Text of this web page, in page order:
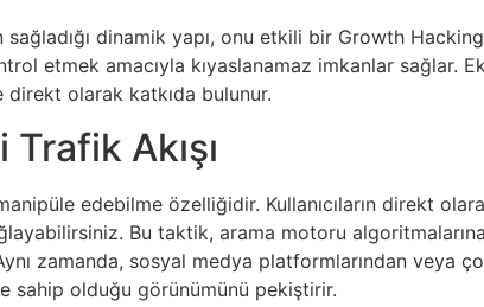
dinamik yapı, onu etkili bir Growth
etmek amacıyla kıyaslanamaz imkanlar sağlar.
olarak katkıda bulunur.
Akışı
edebilme özelliğidir. Kullanıcıların direkt
Bu taktik, arama motoru
zamanda, sosyal medya platformlarından veya
sahip olduğu görünümünü pekiştirir.